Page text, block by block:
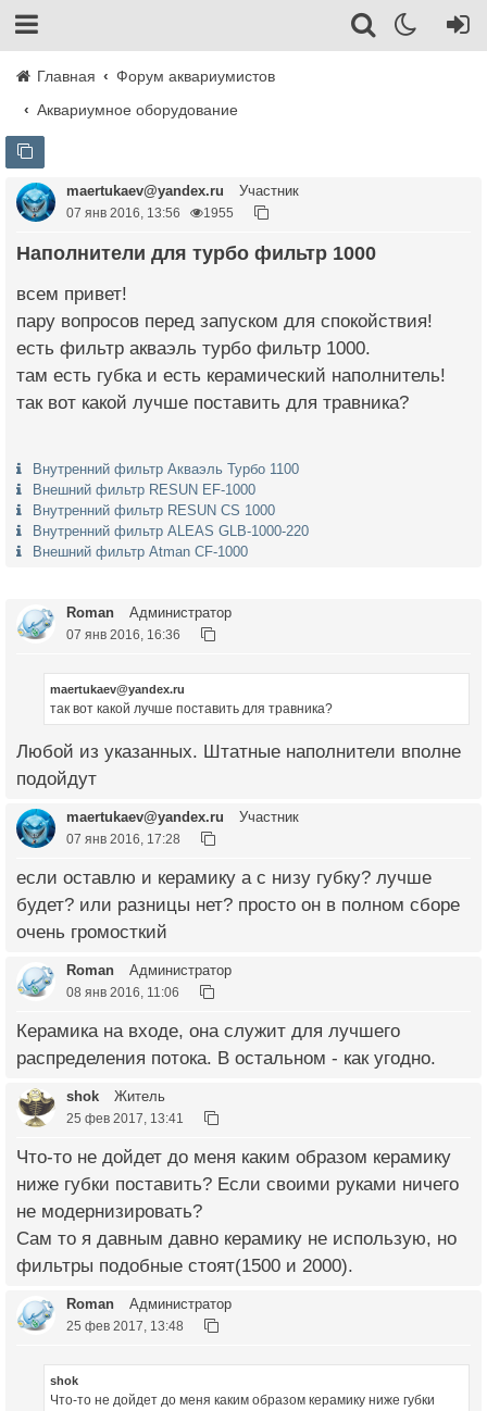
Главная
Форум аквариумистов
Аквариумное оборудование
maertukaev@yandex.ru Участник
07 янв 2016, 13:56 1955
Наполнители для турбо фильтр 1000
всем привет!
пару вопросов перед запуском для спокойствия!
есть фильтр акваэль турбо фильтр 1000.
там есть губка и есть керамический наполнитель!
так вот какой лучше поставить для травника?
Внутренний фильтр Акваэль Турбо 1100
Внешний фильтр RESUN EF-1000
Внутренний фильтр RESUN CS 1000
Внутренний фильтр ALEAS GLB-1000-220
Внешний фильтр Atmаn CF-1000
Roman Администратор
07 янв 2016, 16:36
maertukaev@yandex.ru
так вот какой лучше поставить для травника?
Любой из указанных. Штатные наполнители вполне
подойдут
maertukaev@yandex.ru Участник
07 янв 2016, 17:28
если оставлю и керамику а с низу губку? лучше
будет? или разницы нет? просто он в полном сборе
очень громосткий
Roman Администратор
08 янв 2016, 11:06
Керамика на входе, она служит для лучшего
распределения потока. В остальном - как угодно.
shok Житель
25 фев 2017, 13:41
Что-то не дойдет до меня каким образом керамику
ниже губки поставить? Если своими руками ничего
не модернизировать?
Сам то я давным давно керамику не использую, но
фильтры подобные стоят(1500 и 2000).
Roman Администратор
25 фев 2017, 13:48
shok
Что-то не дойдет до меня каким образом керамику ниже губки